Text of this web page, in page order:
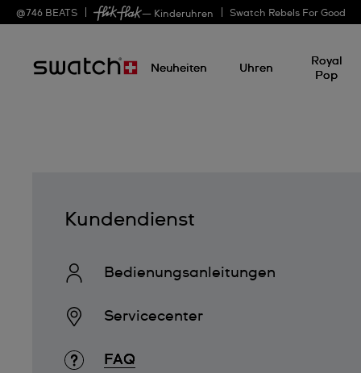
@ 746 BEATS — Kinderuhren Swatch Rebels For Good
Neuheiten Uhren
Royal
Pop
Kundendienst
Bedienungs­anleitungen
Servicecenter
FAQ